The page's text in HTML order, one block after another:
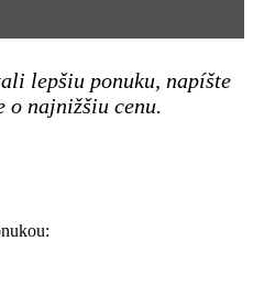
lepšiu ponuku, napíšte
o najnižšiu cenu.